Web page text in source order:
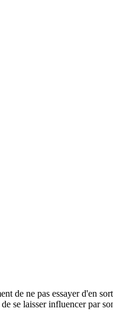
de ne pas essayer d'en
se laisser influencer par